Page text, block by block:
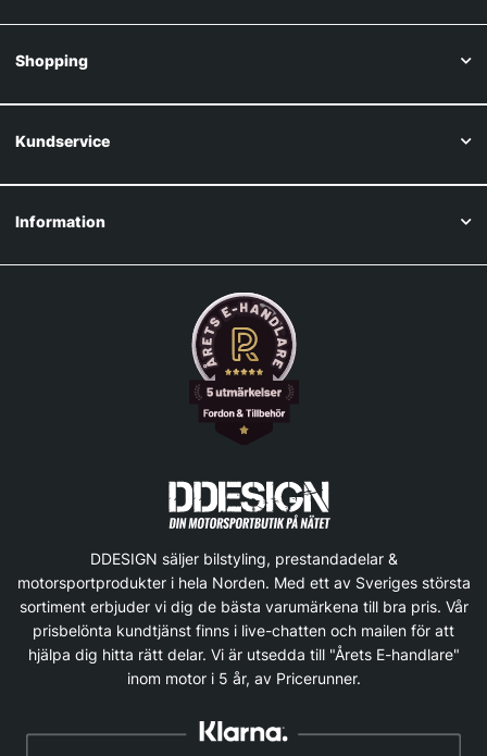
Shopping
Kundservice
Information
DDESIGN säljer bilstyling, prestandadelar &
motorsportprodukter i hela Norden. Med ett av Sveriges största
sortiment erbjuder vi dig de bästa varumärkena till bra pris. Vår
prisbelönta kundtjänst finns i live-chatten och mailen för att
hjälpa dig hitta rätt delar. Vi är utsedda till "Årets E-handlare"
inom motor i 5 år, av Pricerunner.